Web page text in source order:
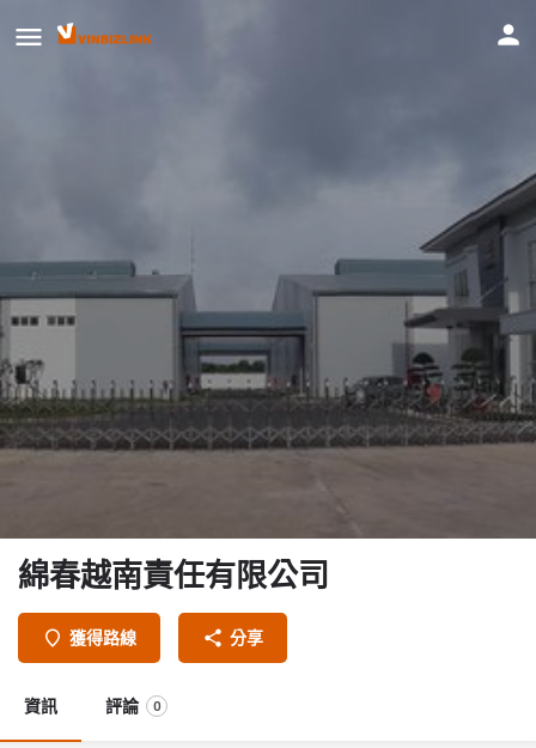
綿春越南責任有限公司
獲得路線 分享
資訊 評論 0